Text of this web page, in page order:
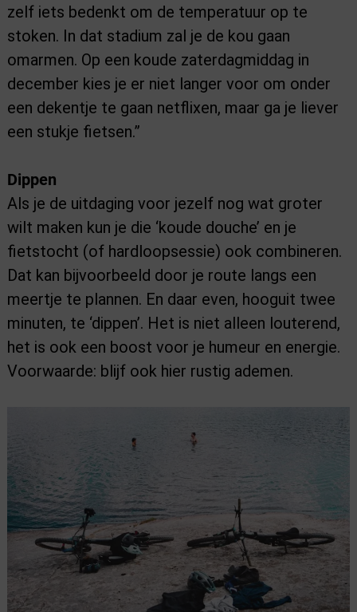
zelf iets bedenkt om de temperatuur op te
stoken. In dat stadium zal je de kou gaan
omarmen. Op een koude zaterdagmiddag in
december kies je er niet langer voor om onder
een dekentje te gaan netflixen, maar ga je liever
een stukje fietsen.”
Dippen
Als je de uitdaging voor jezelf nog wat groter
wilt maken kun je die ‘koude douche’ en je
fietstocht (of hardloopsessie) ook combineren.
Dat kan bijvoorbeeld door je route langs een
meertje te plannen. En daar even, hooguit twee
minuten, te ‘dippen’. Het is niet alleen louterend,
het is ook een boost voor je humeur en energie.
Voorwaarde: blijf ook hier rustig ademen.